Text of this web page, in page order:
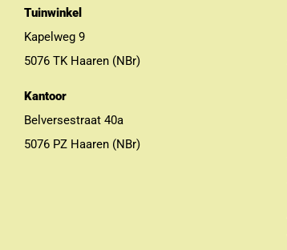
Tuinwinkel
Kapelweg 9
5076 TK Haaren (NBr)
Kantoor
Belversestraat 40a
5076 PZ Haaren (NBr)